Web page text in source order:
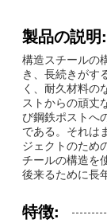
製品の説明:
構造スチールの
き、長続きがす
く、耐久材料の
ストからの頑丈
び鋼鉄ポストへ
である。それは
ジェクトのため
チールの構造を
後来るために長
特徴: